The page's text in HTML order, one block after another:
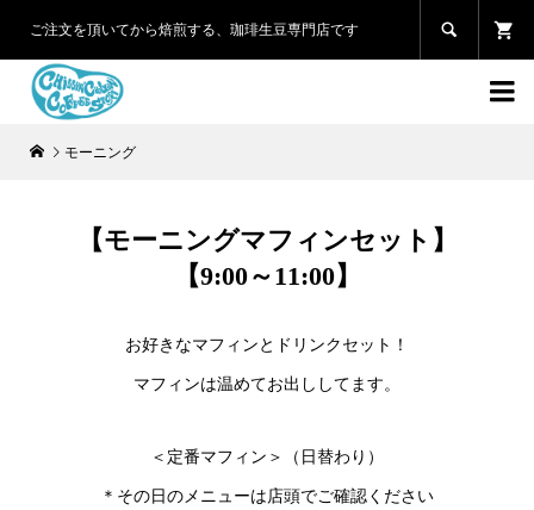
ご注文を頂いてから焙煎する、珈琲生豆専門店です 

モーニング
【モーニングマフィンセット】
【9:00～11:00】
お好きなマフィンとドリンクセット！
マフィンは温めてお出ししてます。
＜定番マフィン＞（日替わり）
＊その日のメニューは店頭でご確認ください